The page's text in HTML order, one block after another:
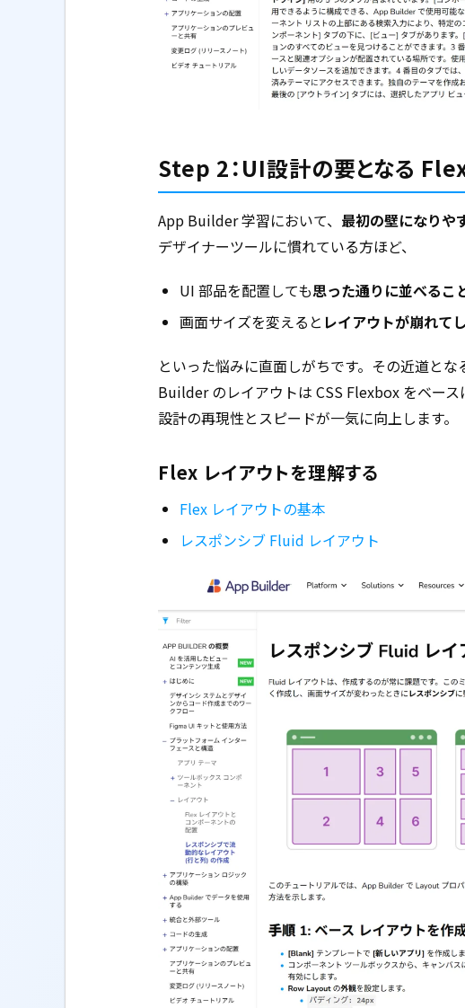
Step 2：UI設計の要となる
App Builder 学習において、 最初の壁になりや
デザイナーツールに慣れている方ほど、
UI 部品を配置しても思った通りに並べるこ
画面サイズを変えると レイアウトが崩れて
といった悩みに直面しがちです。その近道とな
Builder のレイアウトは CSS Flexbox をベー
設計の再現性とスピードが一気に向上します。
Flex レイアウトを理解する
Flex レイアウトの基本
レスポンシブ Fluid レイアウト